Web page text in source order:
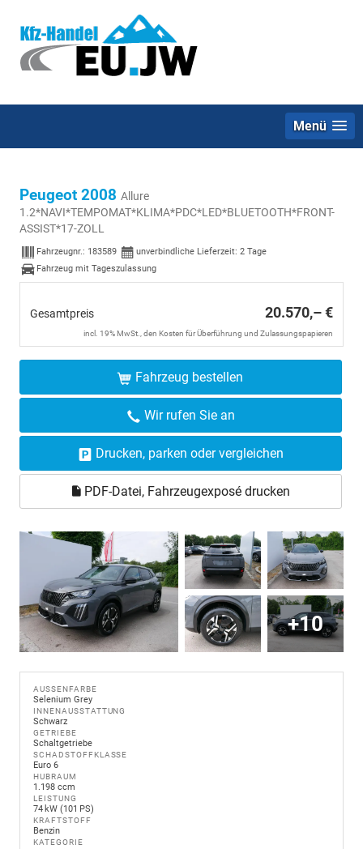
Menü
Peugeot 2008 Allure
1.2*NAVI*TEMPOMAT*KLIMA*PDC*LED*BLUETOOTH*FRONT-
ASSIST*17-ZOLL
Fahrzeugnr.: 183589 unverbindliche Lieferzeit: 2 Tage
Fahrzeug mit Tageszulassung
Gesamtpreis 20.570,– €
incl. 19% MwSt., den Kosten für Überführung und Zulassungspapieren
Fahrzeug bestellen
Wir rufen Sie an
Drucken, parken oder vergleichen
PDF-Datei, Fahrzeugexposé drucken
+10
AUSSENFARBE
Selenium Grey
INNENAUSSTATTUNG
Schwarz
GETRIEBE
Schaltgetriebe
SCHADSTOFFKLASSE
Euro 6
HUBRAUM
1.198 ccm
LEISTUNG
74 kW (101 PS)
KRAFTSTOFF
Benzin
KATEGORIE